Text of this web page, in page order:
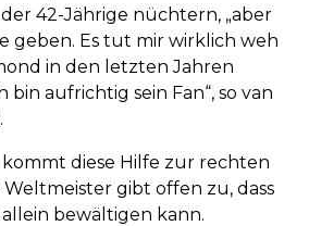
42-Jährige nüchtern, „aber
geben. Es tut mir wirklich weh
in den letzten Jahren
aufrichtig sein Fan“, so van
.
diese Hilfe zur rechten
gibt offen zu, dass
bewältigen kann.